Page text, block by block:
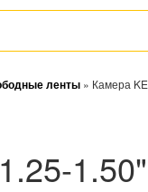
ленты » Камера